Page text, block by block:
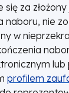
się za
naboru, nie
w
profilem